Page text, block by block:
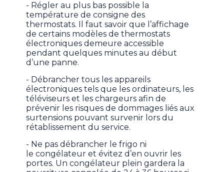
- Régler au plus bas possible la
température de consigne des
thermostats. Il faut savoir que l’affichage
de certains modèles de thermostats
électroniques demeure accessible
pendant quelques minutes au début
d’une panne.
- Débrancher tous les appareils
électroniques tels que les ordinateurs, les
téléviseurs et les chargeurs afin de
prévenir les risques de dommages liés aux
surtensions pouvant survenir lors du
rétablissement du service.
- Ne pas débrancher le frigo ni
le congélateur et évitez d’en ouvrir les
portes. Un congélateur plein gardera la